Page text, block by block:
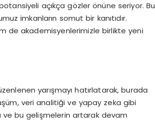
açıkça gözler önüne seriyor. Bu
imkanların somut bir kanıtıdır.
de akademisyenlerimizle birlikte yeni
yarışmayı hatırlatarak, burada
veri analitiği ve yapay zeka gibi
ve bu gelişmelerin artarak devam